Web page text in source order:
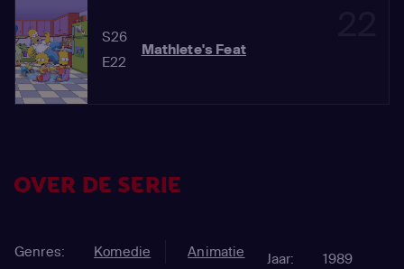
S26
E22
Mathlete's Feat
OVER DE SERIE
Genres: Komedie Animatie Jaar: 1989